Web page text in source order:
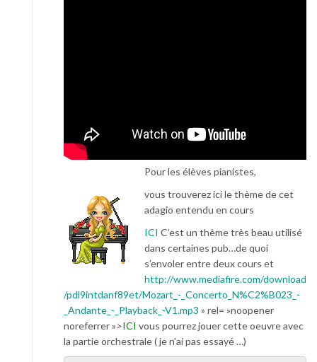
Pour les élèves pianistes,
vous trouverez ici le thème de cet
adagio entendu en cours
ICI C’est un thème très beau utilisé
dans certaines pub…de quoi
s’envoler entre deux cours et
http://www.mediafire.com/download
/pdl9intdanf89et/Mozart_-_Concerto_N%C2%B023_-
_Andante_-_Playback_-V1.mp3 » rel= »noopener
noreferrer »>ICI vous pourrez jouer cette oeuvre avec
la partie orchestrale ( je n’ai pas essayé …)